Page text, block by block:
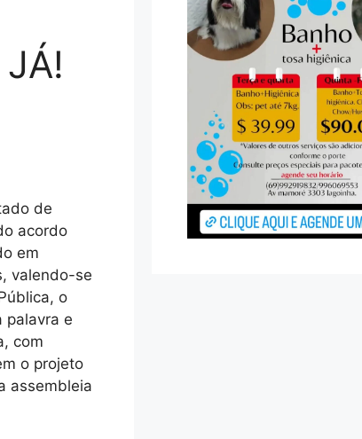
de
acordo
em
valendo-se
o
palavra e
com
o projeto
assembleia